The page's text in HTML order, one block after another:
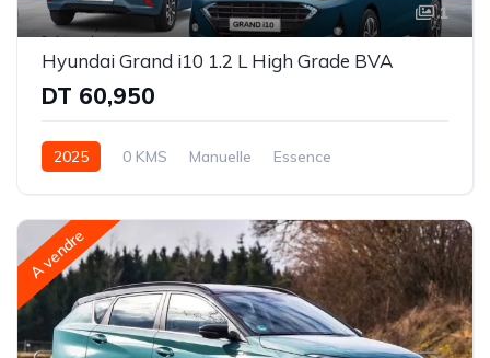
1
Hyundai Grand i10 1.2 L High Grade BVA
DT 60,950
2025 0 KMS Manuelle
Essence
A vendre